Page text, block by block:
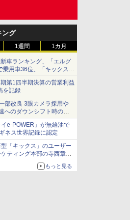
ング
1週間 1カ月
車ランキング、「エルグ
乗用車36位、「キックス」
第1四半期決算の営業利益
を記録
部改良 3眼カメラ採用や
へのダウンシフト時の操
e-POWER」が無給油で
ネス世界記録に認定
「キックス」のユーザー
ティング本部の寺西章氏
もっと見る